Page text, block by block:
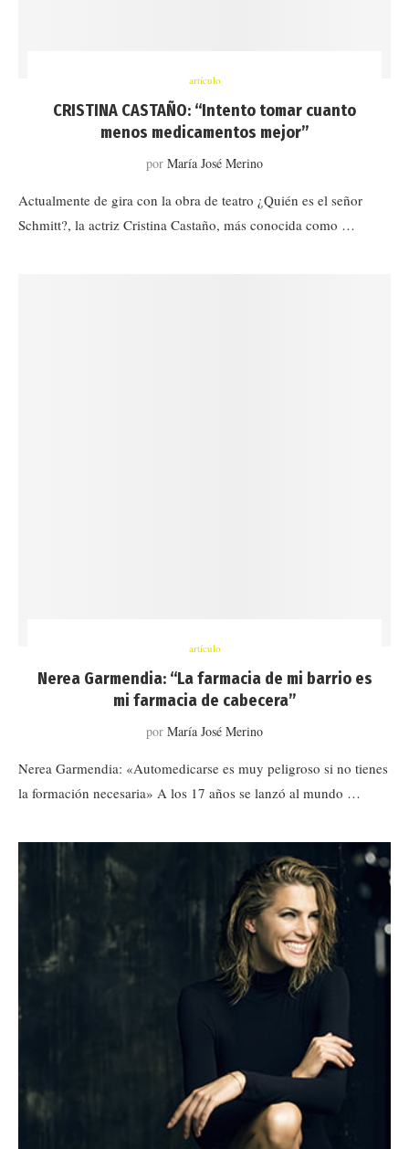
artículo
CRISTINA CASTAÑO: “Intento tomar cuanto
menos medicamentos mejor”
por María José Merino
Actualmente de gira con la obra de teatro ¿Quién es el señor
Schmitt?, la actriz Cristina Castaño, más conocida como …
artículo
Nerea Garmendia: “La farmacia de mi barrio es
mi farmacia de cabecera”
por María José Merino
Nerea Garmendia: «Automedicarse es muy peligroso si no tienes
la formación necesaria» A los 17 años se lanzó al mundo …